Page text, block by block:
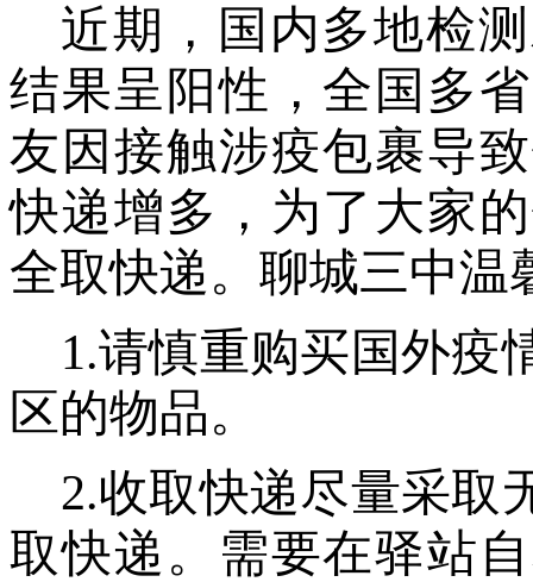
近期，国内多地检
结果呈阳性，全国多
友因接触涉疫包裹导
快递增多，为了大家
全取快递。 聊城三中温
1.请慎重购买国外疫
区的物品。
2.收取快递尽量采取
取快递。需要在驿站